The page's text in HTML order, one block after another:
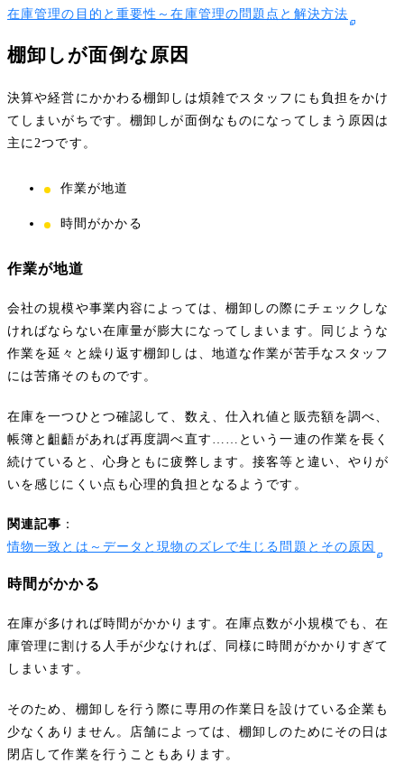
在庫管理の目的と重要性～在庫管理の問題点と解決方法
棚卸しが面倒な原因
決算や経営にかかわる棚卸しは煩雑でスタッフにも負担をかけ
てしまいがちです。棚卸しが面倒なものになってしまう原因は
主に2つです。
作業が地道
時間がかかる
作業が地道
会社の規模や事業内容によっては、棚卸しの際にチェックしな
ければならない在庫量が膨大になってしまいます。同じような
作業を延々と繰り返す棚卸しは、地道な作業が苦手なスタッフ
には苦痛そのものです。
在庫を一つひとつ確認して、数え、仕入れ値と販売額を調べ、
帳簿と齟齬があれば再度調べ直す……という一連の作業を長く
続けていると、心身ともに疲弊します。接客等と違い、やりが
いを感じにくい点も心理的負担となるようです。
関連記事 ：
情物一致とは～データと現物のズレで生じる問題とその原因
時間がかかる
在庫が多ければ時間がかかります。在庫点数が小規模でも、在
庫管理に割ける人手が少なければ、同様に時間がかかりすぎて
しまいます。
そのため、棚卸しを行う際に専用の作業日を設けている企業も
少なくありません。店舗によっては、棚卸しのためにその日は
閉店して作業を行うこともあります。